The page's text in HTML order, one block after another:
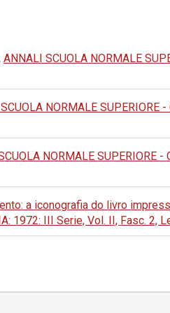
ANNALI SCUOLA NORMALE
NORMALE SUPERIORE -
NORMALE SUPERIORE -
a iconografia do livro
1972: III Serie, Vol. II, Fasc. 2,